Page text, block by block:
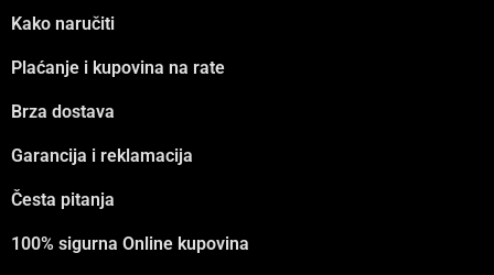
Kako naručiti
Plaćanje i kupovina na rate
Brza dostava
Garancija i reklamacija
Česta pitanja
100% sigurna Online kupovina